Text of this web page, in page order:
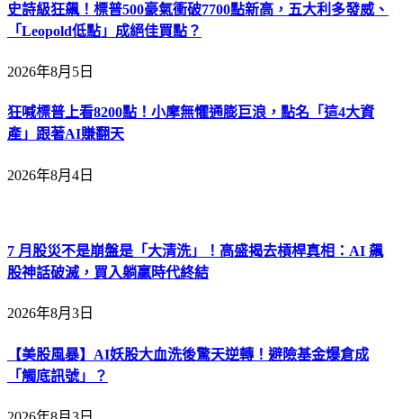
史詩級狂飆！標普500豪氣衝破7700點新高，五大利多發威、
「Leopold低點」成絕佳買點？
2026年8月5日
狂喊標普上看8200點！小摩無懼通膨巨浪，點名「這4大資
產」跟著AI賺翻天
2026年8月4日
7 月股災不是崩盤是「大清洗」！高盛揭去槓桿真相：AI 飆
股神話破滅，買入躺贏時代終結
2026年8月3日
【美股風暴】AI妖股大血洗後驚天逆轉！避險基金爆倉成
「觸底訊號」？